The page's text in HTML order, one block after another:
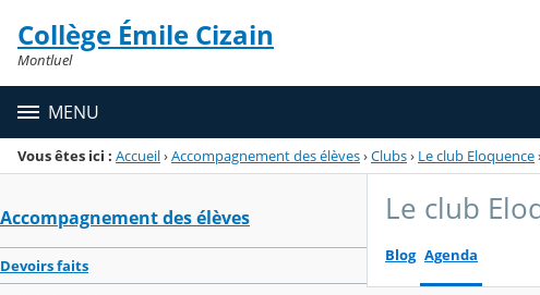
Menu de la rubrique
Contenu
Collège Émile Cizain
Montluel
MENU
Vous êtes ici : Accueil›Accompagnement des élèves›Clubs› Le club Eloquence
Accompagnement des élèves
Devoirs faits
Le club
Blog Agenda